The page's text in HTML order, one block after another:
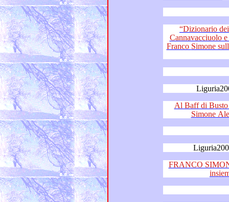
“Dizionario dei
Cannavacciuolo e Carlo D’Andrea
Franco Simone sulla situazione della musica italiana
Al Baff di Busto Arsizio,
FRANCO